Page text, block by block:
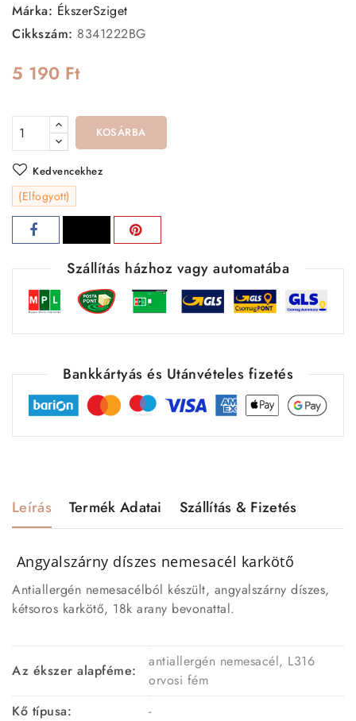
Márka: ÉkszerSziget
Cikkszám: 8341222BG
5 190 Ft
KOSÁRBA
Kedvencekhez
(Elfogyott)
Szállítás házhoz vagy automatába
Bankkártyás és Utánvételes fizetés
Leírás Termék Adatai Szállítás & Fizetés
Angyalszárny díszes nemesacél karkötő
Antiallergén nemesacélból készült, angyalszárny díszes,
kétsoros karkötő, 18k arany bevonattal.
Az ékszer alapféme:
antiallergén nemesacél, L316
orvosi fém
Kő típusa:
-